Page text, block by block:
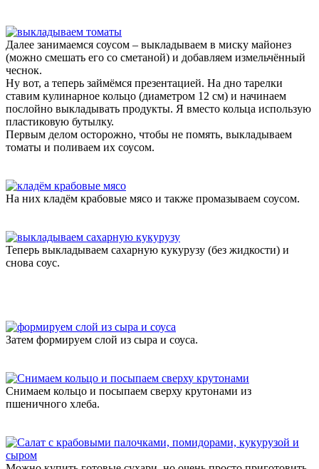
Далее занимаемся соусом – выкладываем в миску майонез
(можно смешать его со сметаной) и добавляем измельчённый
чеснок.
Ну вот, а теперь займёмся презентацией. На дно тарелки
ставим кулинарное кольцо (диаметром 12 см) и начинаем
послойно выкладывать продукты. Я вместо кольца использую
пластиковую бутылку.
Первым делом осторожно, чтобы не помять, выкладываем
томаты и поливаем их соусом.
На них кладём крабовые мясо и также промазываем соусом.
Теперь выкладываем сахарную кукурузу (без жидкости) и
снова соус.
Затем формируем слой из сыра и соуса.
Снимаем кольцо и посыпаем сверху крутонами из
пшеничного хлеба.